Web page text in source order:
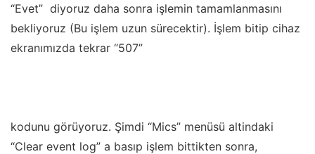
“Evet” diyoruz daha sonra işlemin tamamlanmasını
bekliyoruz (Bu işlem uzun sürecektir). İşlem bitip cihaz
ekranımızda tekrar “507”
kodunu görüyoruz. Şimdi “Mics” menüsü altindaki
“Clear event log” a basıp işlem bittikten sonra,